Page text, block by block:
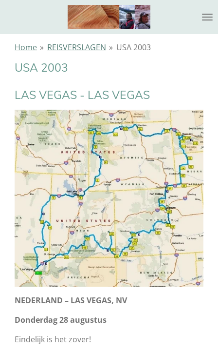
naar
Home » REISVERSLAGEN » USA 2003
USA 2003
LAS VEGAS - LAS VEGAS
NEDERLAND – LAS VEGAS, NV
Donderdag 28 augustus
Eindelijk is het zover!